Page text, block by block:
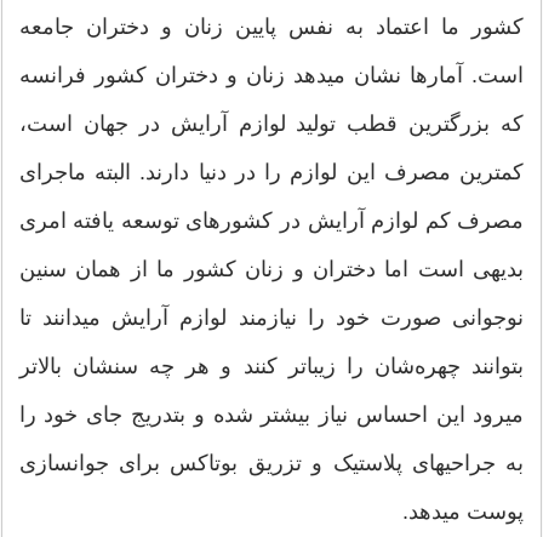
کشور ما اعتماد به نفس پایین زنان و دختران جامعه
است. آمارها نشان میدهد زنان و دختران کشور فرانسه
که بزرگترین قطب تولید لوازم آرایش در جهان است،
کمترین مصرف این لوازم را در دنیا دارند. البته ماجرای
مصرف کم لوازم آرایش در کشورهای توسعه یافته امری
بدیهی است اما دختران و زنان کشور ما از همان سنین
نوجوانی صورت خود را نیازمند لوازم آرایش میدانند تا
بتوانند چهره‌شان را زیباتر کنند و هر چه سنشان بالاتر
میرود این احساس نیاز بیشتر شده و بتدریج جای خود را
به جراحیهای پلاستیک و تزریق بوتاکس برای جوانسازی
پوست میدهد.